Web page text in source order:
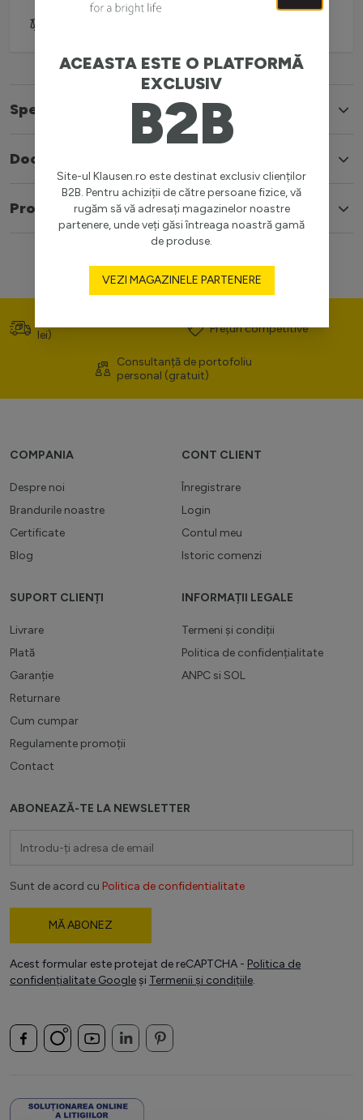
Specificatii
Documente
Produse similare
ACEASTA ESTE O PLATFORMĂ
EXCLUSIV
B2B
Site-ul Klausen.ro este destinat exclusiv clienților
B2B. Pentru achiziții de către persoane fizice, vă
rugăm să vă adresați magazinelor noastre
partenere, unde veți găsi întreaga noastră gamă
de produse.
VEZI MAGAZINELE PARTENERE
lei)
Prețuri competitive
Consultanță de portofoliu
personal (gratuit)
COMPANIA
Despre noi
Brandurile noastre
Certificate
Blog
CONT CLIENT
Înregistrare
Login
Contul meu
Istoric comenzi
SUPORT CLIENȚI
Livrare
Plată
Garanție
Returnare
Cum cumpar
Regulamente promoții
Contact
INFORMAȚII LEGALE
Termeni și condiții
Politica de confidențialitate
ANPC si SOL
ABONEAZĂ-TE LA NEWSLETTER
Sunt de acord cu Politica de confidentialitate
MĂ ABONEZ
Acest formular este protejat de reCAPTCHA - Politica de
confidențialitate Google și Termenii și condițiile.